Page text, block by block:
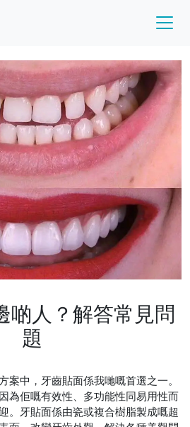
啲人？解答常見問
題
案中，牙齒貼面係我哋嘅首選之一。
為佢嘅有效性、多功能性同易用性而
。牙貼面係由瓷或複合樹脂製成嘅超